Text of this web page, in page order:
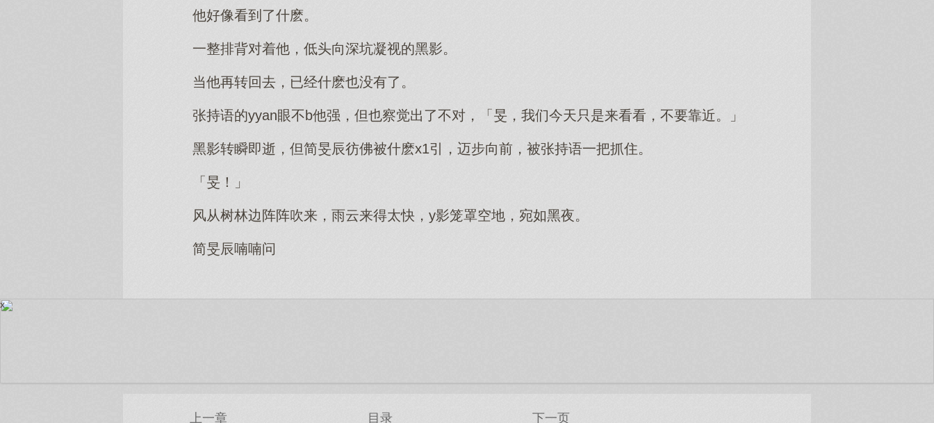
他好像看到了什麽。
一整排背对着他，低头向深坑凝视的黑影。
当他再转回去，已经什麽也没有了。
张持语的yyan眼不b他强，但也察觉出了不对，「旻，我们今天只是来看看，不要靠近。」
黑影转瞬即逝，但简旻辰彷佛被什麽x1引，迈步向前，被张持语一把抓住。
「旻！」
风从树林边阵阵吹来，雨云来得太快，y影笼罩空地，宛如黑夜。
简旻辰喃喃问
x
上一章 目录 下一页